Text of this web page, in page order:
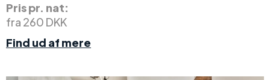
Pris pr. nat:
fra 260 DKK
Find ud af mere